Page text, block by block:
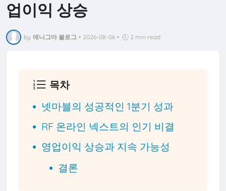
업이익 상승
by 에니그마 블로그 • 2026-08-06 • 2 min read
목차
넷마블의 성공적인 1분기 성과
RF 온라인 넥스트의 인기 비결
영업이익 상승과 지속 가능성
결론